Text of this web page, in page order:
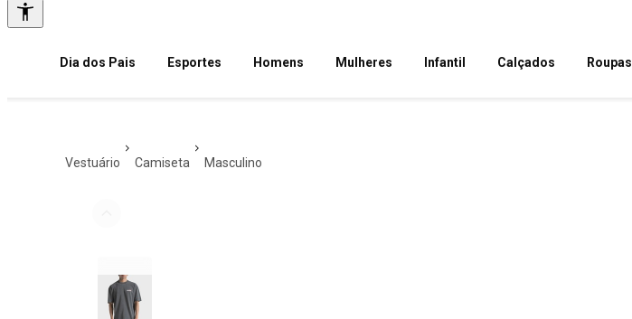
Dia dos Pais Esportes Homens Mulheres Infantil Calçados Roupas
vestuário camiseta masculino